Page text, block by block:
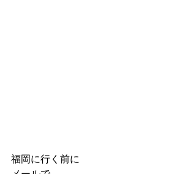
福岡に行く前に